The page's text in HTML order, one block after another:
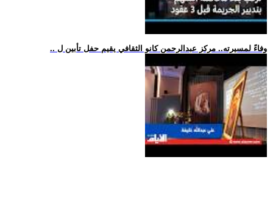
.. وفاءً لمسيرته.. مركز عبدالرحمن كانو الثقافي يقيم حفل تأبين ل